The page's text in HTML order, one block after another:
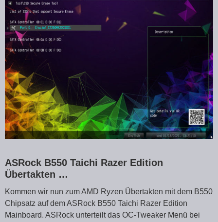
ASRock B550 Taichi Razer Edition
Übertakten …
Kommen wir nun zum AMD Ryzen Übertakten mit dem B550
Chipsatz auf dem ASRock B550 Taichi Razer Edition
Mainboard. ASRock unterteilt das OC-Tweaker Menü bei